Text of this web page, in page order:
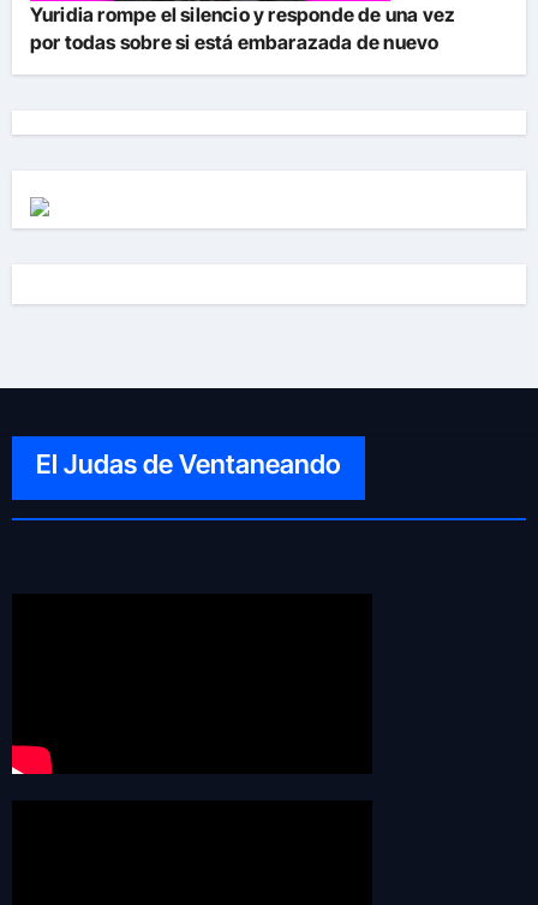
Yuridia rompe el silencio y responde de una vez
por todas sobre si está embarazada de nuevo
El Judas de Ventaneando